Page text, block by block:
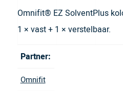
Omnifit® EZ SolventPlus
1 × vast + 1 × verstelbaar.
Partner:
Omnifit